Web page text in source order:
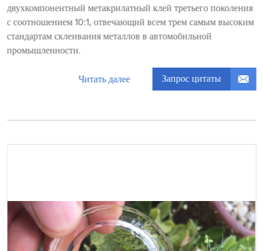
двухкомпонентный метакрилатный клей третьего поколения
с соотношением 10:1, отвечающий всем трем самым высоким
стандартам склеивания металлов в автомобильной
промышленности.
Читать далее Запрос цитаты